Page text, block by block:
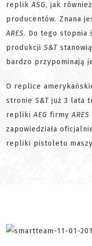
replikASG, jak
producentów. Znana
ARES. Do tego stopnia
produkcji S&T
bardzo przypominają
O replice
stronie S&T już 3 lata
replikiAEG firmyARES
zapowiedziała
repliki pistoletu